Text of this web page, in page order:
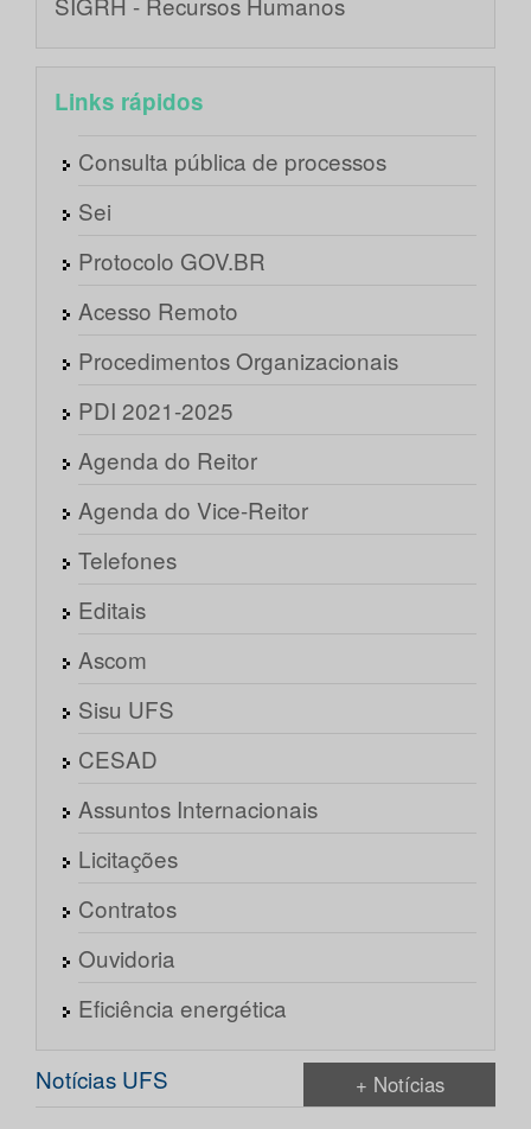
Links rápidos
Consulta pública de processos
Sei
Protocolo GOV.BR
Acesso Remoto
Procedimentos Organizacionais
PDI 2021-2025
Agenda do Reitor
Agenda do Vice-Reitor
Telefones
Editais
Ascom
Sisu UFS
CESAD
Assuntos Internacionais
Licitações
Contratos
Ouvidoria
Eficiência energética
Notícias UFS + Notícias